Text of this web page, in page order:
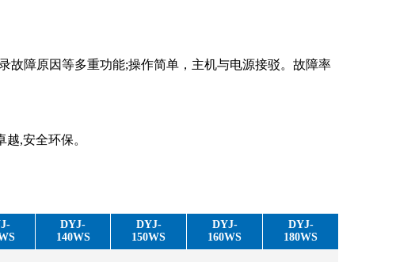
故障原因等多重功能;操作简单，主机与电源接驳。故障率
,安全环保。
DYJ-
140WS
DYJ-
150WS
DYJ-
160WS
DYJ-
180WS